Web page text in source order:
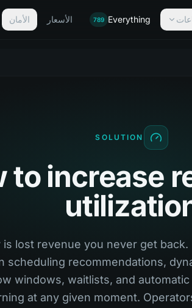
Everything
789 الأسعار الأمان
SOLUTION
to increase
lost revenue you never get back.
scheduling recommendations,
windows, waitlists, and
at any given moment.